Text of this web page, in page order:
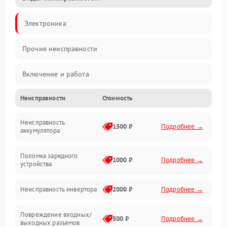
Электроника
Прочие неисправности
Включение и работа
Работа с нагрузкой
Звук и индикация
Неисправности Стоимость
Неисправность
аккумулятора
1500 ₽ Подробнее →
Поломка зарядного
устройства
1000 ₽ Подробнее →
Неисправность инвертора 2000 ₽ Подробнее →
Повреждение входных/
выходных разъемов
500 ₽ Подробнее →